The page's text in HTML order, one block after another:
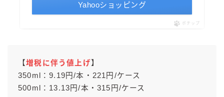
Yahooショッピング
ポチップ
【増税に伴う値上げ】
350ml：9.19円/本・221円/ケース
500ml：13.13円/本・315円/ケース